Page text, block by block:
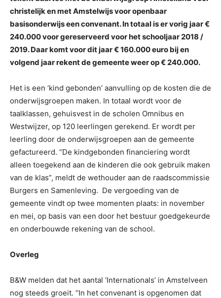
christelijk en met Amstelwijs voor openbaar
basisonderwijs een convenant. In totaal is er vorig jaar €
240.000 voor gereserveerd voor het schooljaar 2018 /
2019. Daar komt voor dit jaar € 160.000 euro bij en
volgend jaar rekent de gemeente weer op € 240.000.
Het is een ‘kind gebonden’ aanvulling op de kosten die de
onderwijsgroepen maken. In totaal wordt voor de
taalklassen, gehuisvest in de scholen Omnibus en
Westwijzer, op 120 leerlingen gerekend. Er wordt per
leerling door de onderwijsgroepen aan de gemeente
gefactureerd. “De kindgebonden financiering wordt
alleen toegekend aan de kinderen die ook gebruik maken
van de klas”, meldt de wethouder aan de raadscommissie
Burgers en Samenleving. De vergoeding van de
gemeente vindt op twee momenten plaats: in november
en mei, op basis van een door het bestuur goedgekeurde
en onderbouwde rekening van de school.
Overleg
B&W melden dat het aantal ‘Internationals’ in Amstelveen
nog steeds groeit. “In het convenant is opgenomen dat